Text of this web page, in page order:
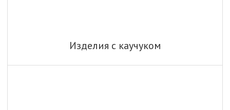
Изделия с каучуком